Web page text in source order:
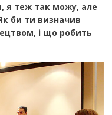
я теж так можу, але
би ти визначив
, і що робить